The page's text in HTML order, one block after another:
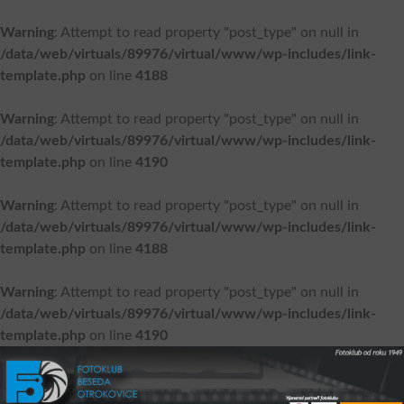
Warning: Attempt to read property "post_type" on null in
/data/web/virtuals/89976/virtual/www/wp-includes/link-
template.php on line 4188
Warning: Attempt to read property "post_type" on null in
/data/web/virtuals/89976/virtual/www/wp-includes/link-
template.php on line 4190
Warning: Attempt to read property "post_type" on null in
/data/web/virtuals/89976/virtual/www/wp-includes/link-
template.php on line 4188
Warning: Attempt to read property "post_type" on null in
/data/web/virtuals/89976/virtual/www/wp-includes/link-
template.php on line 4190
obsahu